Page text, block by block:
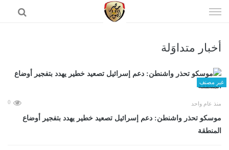
الى
أخبار متداوَلة
غير مصنف
منذ عام واحد 0
موسكو تحذر واشنطن: دعم إسرائيل تصعيد خطير يهدد بتفجير أوضاع
المنطقة